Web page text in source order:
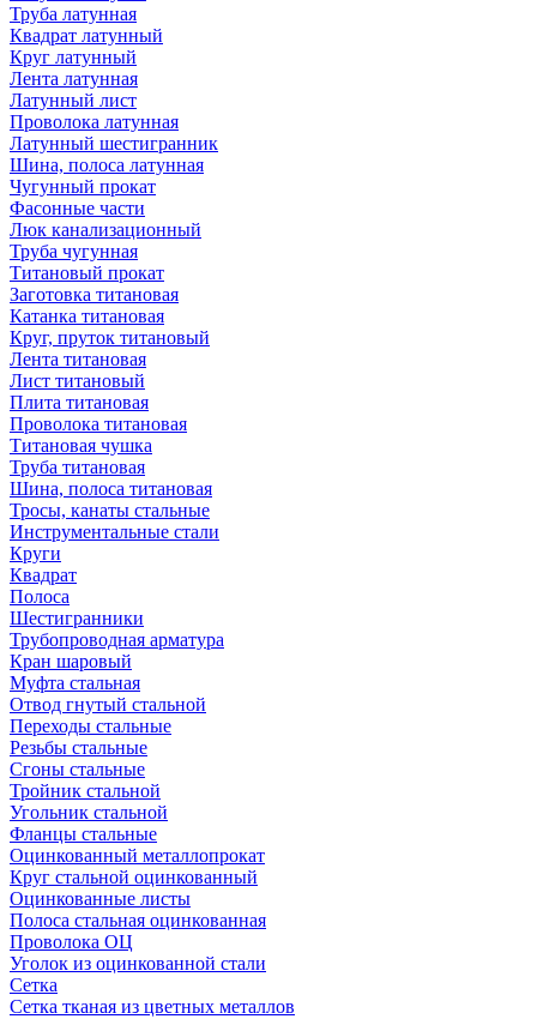
Труба латунная
Квадрат латунный
Круг латунный
Лента латунная
Латунный лист
Проволока латунная
Латунный шестигранник
Шина, полоса латунная
Чугунный прокат
Фасонные части
Люк канализационный
Труба чугунная
Титановый прокат
Заготовка титановая
Катанка титановая
Круг, пруток титановый
Лента титановая
Лист титановый
Плита титановая
Проволока титановая
Титановая чушка
Труба титановая
Шина, полоса титановая
Тросы, канаты стальные
Инструментальные стали
Круги
Квадрат
Полоса
Шестигранники
Трубопроводная арматура
Кран шаровый
Муфта стальная
Отвод гнутый стальной
Переходы стальные
Резьбы стальные
Сгоны стальные
Тройник стальной
Угольник стальной
Фланцы стальные
Оцинкованный металлопрокат
Круг стальной оцинкованный
Оцинкованные листы
Полоса стальная оцинкованная
Проволока ОЦ
Уголок из оцинкованной стали
Сетка
Сетка тканая из цветных металлов